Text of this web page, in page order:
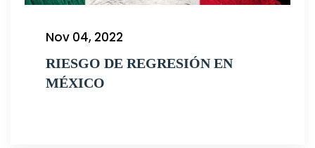
Nov 04, 2022
RIESGO DE REGRESIÓN EN
MÉXICO